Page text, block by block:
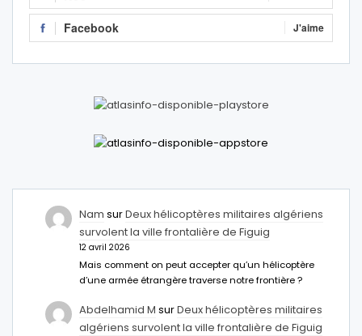
Facebook J'aime
Nam surDeux hélicoptères militaires algériens
survolent la ville frontalière de Figuig
12 avril 2026
Mais comment on peut accepter qu’un hélicoptère
d’une armée étrangère traverse notre frontière ?
Abdelhamid M surDeux hélicoptères militaires
algériens survolent la ville frontalière de Figuig